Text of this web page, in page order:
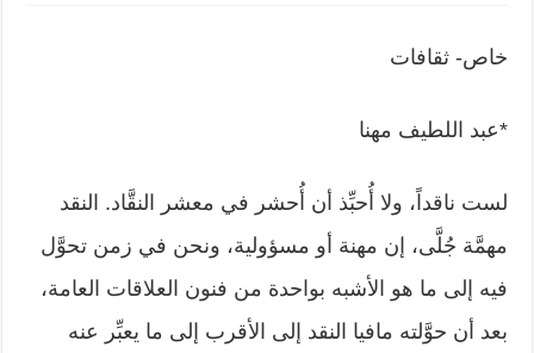
خاص- ثقافات
*عبد اللطيف مهنا
لست ناقداً، ولا أُحبِّذ أن أُحشر في معشر النقَّاد. النقد
مهمَّة جُلَّى، إن مهنة أو مسؤولية، ونحن في زمن تحوَّل
فيه إلى ما هو الأشبه بواحدة من فنون العلاقات العامة،
بعد أن حوَّلته مافيا النقد إلى الأقرب إلى ما يعبِّر عنه